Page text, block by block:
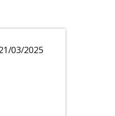
03/2025